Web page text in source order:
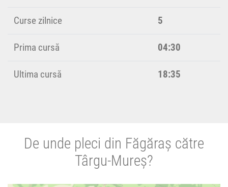
Curse zilnice 5
Prima cursă 04:30
Ultima cursă 18:35
De unde pleci din Făgăraș către
Târgu-Mureș?